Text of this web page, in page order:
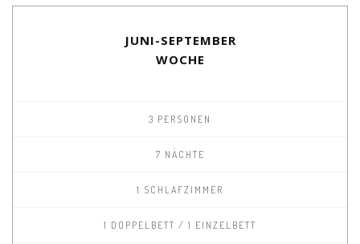
JUNI-SEPTEMBER
WOCHE
3 PERSONEN
7 NÄCHTE
1 SCHLAFZIMMER
1 DOPPELBETT / 1 EINZELBETT